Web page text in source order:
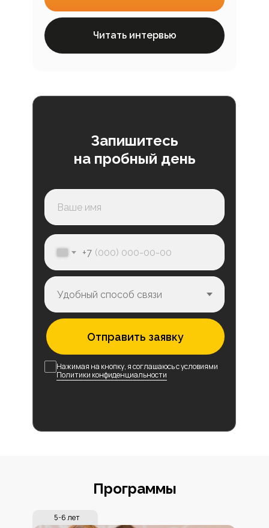
Читать интервью
Запишитесь
на пробный день
+7
Отправить заявку
Нажимая на кнопку, я соглашаюсь с условиями
Политики конфиденциальности
Программы
5-6 лет